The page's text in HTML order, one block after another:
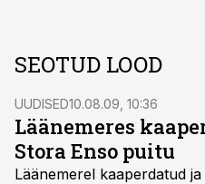
SEOTUD LOOD
UUDISED10.08.09, 10:36
Läänemeres
Stora Enso puitu
Läänemerel kaaperdatud